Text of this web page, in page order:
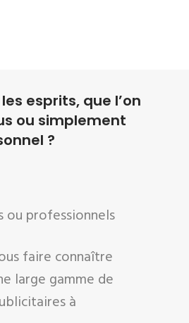
esprits, que l’on
ou simplement
?
professionnels
faire connaître
large gamme de
à